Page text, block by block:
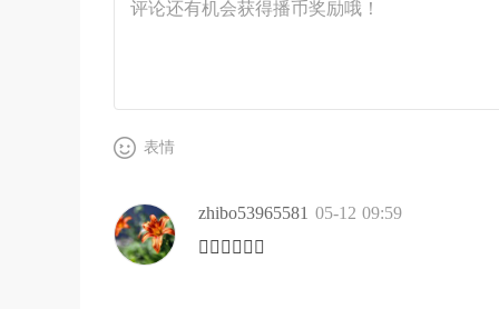
表情
zhibo53965581 05-12 09:59
👍🏻👍🏻👍🏻